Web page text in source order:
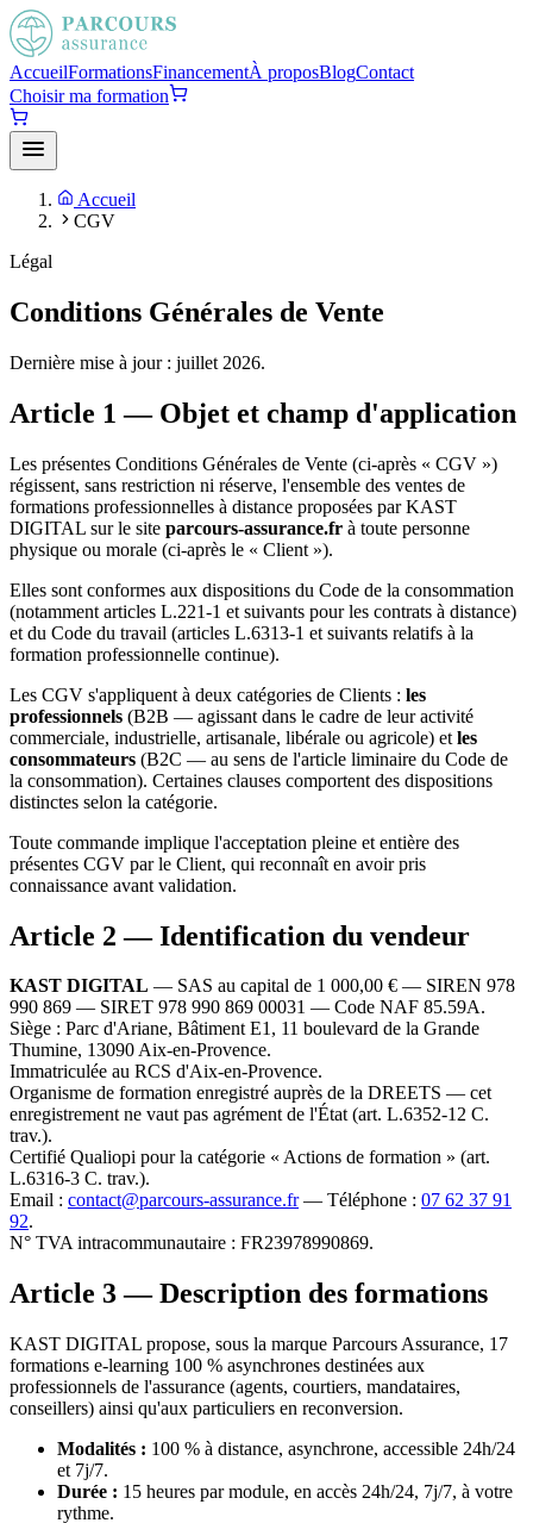
AccueilFormationsFinancementÀ proposBlogContact
Choisir ma formation
Accueil
CGV
Légal
Conditions Générales de Vente
Dernière mise à jour : juillet 2026.
Article 1 — Objet et champ d'application
Les présentes Conditions Générales de Vente (ci-après « CGV »)
régissent, sans restriction ni réserve, l'ensemble des ventes de
formations professionnelles à distance proposées par KAST
DIGITAL sur le site parcours-assurance.fr à toute personne
physique ou morale (ci-après le « Client »).
Elles sont conformes aux dispositions du Code de la consommation
(notamment articles L.221-1 et suivants pour les contrats à distance)
et du Code du travail (articles L.6313-1 et suivants relatifs à la
formation professionnelle continue).
Les CGV s'appliquent à deux catégories de Clients : les
professionnels (B2B — agissant dans le cadre de leur activité
commerciale, industrielle, artisanale, libérale ou agricole) et les
consommateurs (B2C — au sens de l'article liminaire du Code de
la consommation). Certaines clauses comportent des dispositions
distinctes selon la catégorie.
Toute commande implique l'acceptation pleine et entière des
présentes CGV par le Client, qui reconnaît en avoir pris
connaissance avant validation.
Article 2 — Identification du vendeur
KAST DIGITAL — SAS au capital de 1 000,00 € — SIREN 978
990 869 — SIRET 978 990 869 00031 — Code NAF 85.59A.
Siège : Parc d'Ariane, Bâtiment E1, 11 boulevard de la Grande
Thumine, 13090 Aix-en-Provence.
Immatriculée au RCS d'Aix-en-Provence.
Organisme de formation enregistré auprès de la DREETS — cet
enregistrement ne vaut pas agrément de l'État (art. L.6352-12 C.
trav.).
Certifié Qualiopi pour la catégorie « Actions de formation » (art.
L.6316-3 C. trav.).
Email : contact@parcours-assurance.fr— Téléphone : 07 62 37 91
92.
N° TVA intracommunautaire : FR23978990869.
Article 3 — Description des formations
KAST DIGITAL propose, sous la marque Parcours Assurance, 17
formations e-learning 100 % asynchrones destinées aux
professionnels de l'assurance (agents, courtiers, mandataires,
conseillers) ainsi qu'aux particuliers en reconversion.
Modalités : 100 % à distance, asynchrone, accessible 24h/24
et 7j/7.
Durée : 15 heures par module, en accès 24h/24, 7j/7, à votre
rythme.